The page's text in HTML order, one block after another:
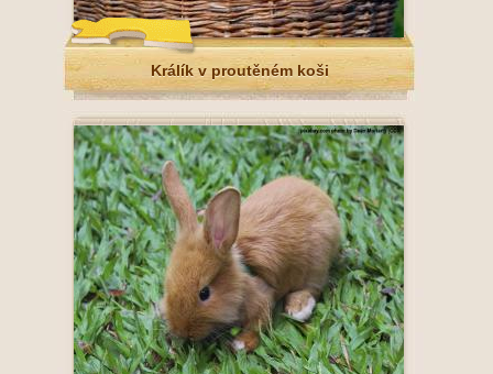
Králík v proutěném koši